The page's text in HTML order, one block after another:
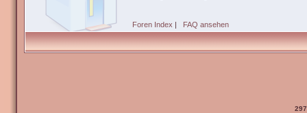
Foren Index | FAQ ansehen